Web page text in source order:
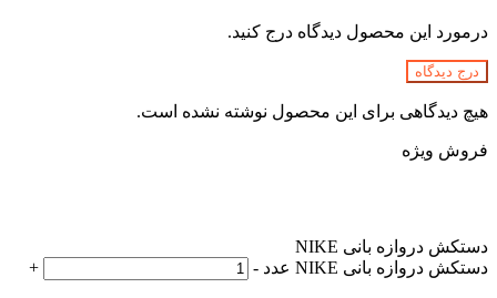
درمورد این محصول دیدگاه درج کنید.
درج دیدگاه
هیچ دیدگاهی برای این محصول نوشته نشده است.
فروش ویژه
دستکش دروازه بانی NIKE
دستکش دروازه بانی NIKE عدد
-
+